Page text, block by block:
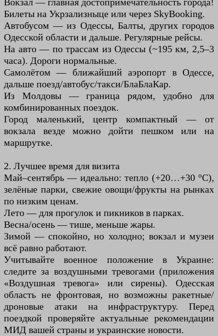
Билеты на Укрзализныце или через SkyBooking.
Автобусом — из Одессы, Балты, других городов
Одесской области и дальше. Регулярные рейсы.
На авто — по трассам из Одессы (~195 км, 2,5–3
часа). Дороги нормальные.
Самолётом — ближайший аэропорт в Одессе,
дальше поезд/автобус/такси/БлаБлаКар.
Из Молдовы — граница рядом, удобно для
комбинированных поездок.
Город маленький, центр компактный — от
вокзала везде можно дойти пешком или на
маршрутке.
2. Лучшее время для визита
Май–сентябрь — идеально: тепло (+20…+30 °C),
зелёные парки, свежие овощи/фрукты на рынках
по низким ценам.
Лето — для прогулок и пикников в парках.
Весна/осень — тише, меньше жары.
Зимой — спокойно, но холодно; вокзал и музеи
всё равно работают.
Учитывайте военное положение в Украине:
следите за воздушными тревогами (приложения
«Воздушная тревога» или сирены). Одеcская
область не фронтовая, но возможны ракетные/
дроновые атаки на инфраструктуру. Перед
поездкой проверяйте актуальные рекомендации
МИД вашей страны и украинские новости.